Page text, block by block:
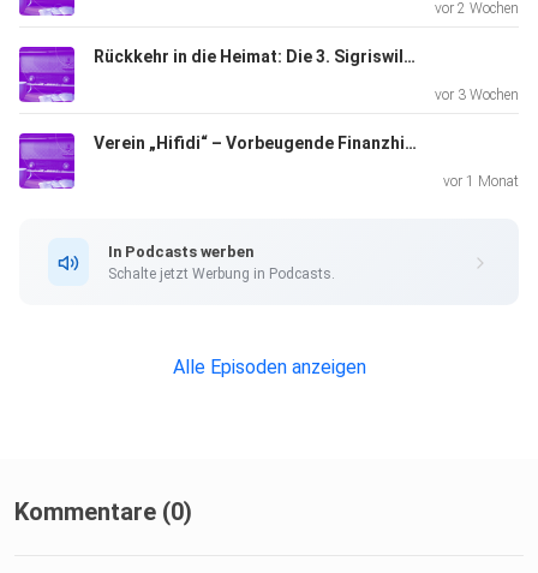
vor 2 Wochen
Rückkehr in die Heimat: Die 3. Sigriswiler Heimattage
vor 3 Wochen
Verein „Hifidi“ – Vorbeugende Finanzhilfe entlastet Gemeinden
vor 1 Monat
In Podcasts werben
Schalte jetzt Werbung in Podcasts.
Alle Episoden anzeigen
Kommentare (0)